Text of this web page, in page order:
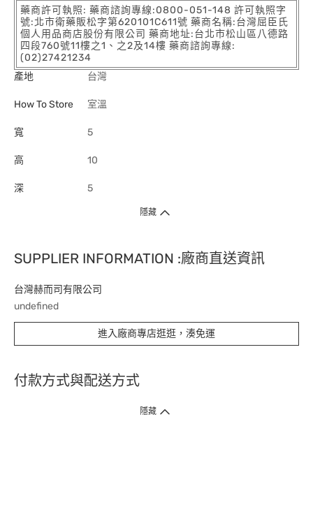
藥商許可執照: 藥商諮詢專線:0800-051-148 許可執照字
號:北市衛藥販松字第620101C611號 藥商名稱:台灣屈臣氏
個人用品商店股份有限公司 藥商地址:台北市松山區八德路
四段760號11樓之1、之2及14樓 藥商諮詢專線:
(02)27421234
產地
台灣
How To Store 室溫
寬 5
高 10
深 5
隱藏
SUPPLIER INFORMATION :廠商直送資訊
台灣赫而司有限公司
undefined
進入廠商專店逛逛，湊免運
付款方式與配送方式
隱藏